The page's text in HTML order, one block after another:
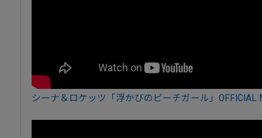
シーナ＆ロケッツ「浮かびのピーチガール」OFFICIAL